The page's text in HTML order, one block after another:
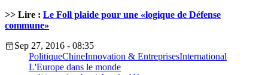
>> Lire : Le Foll plaide pour une «logique de Défense
commune»
Sep 27, 2016 - 08:35
PolitiqueChineInnovation & EntreprisesInternational
L'Europe dans le monde